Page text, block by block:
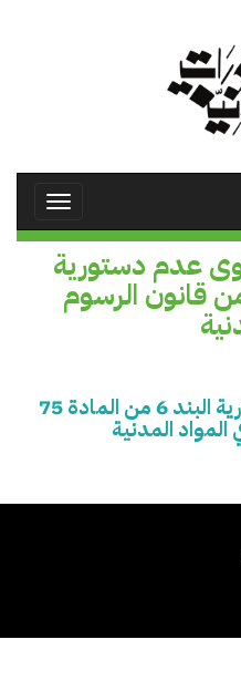
Toggle
عدم دستورية
6 من المادة 75 من قانون الرسوم
عدم قبول دعوى عدم دستورية البند 6 من المادة 75
المدنية